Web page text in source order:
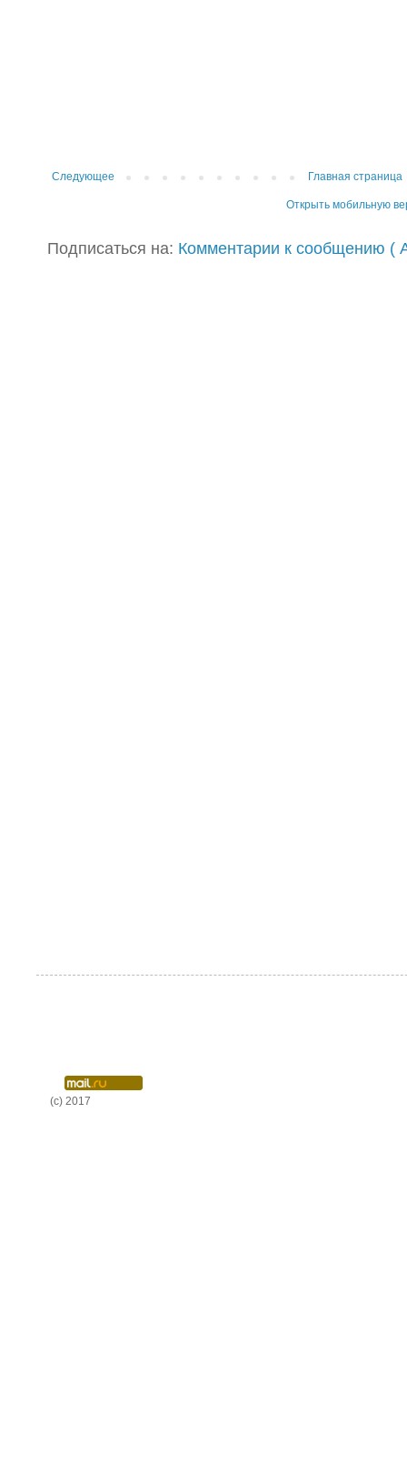
Следующее Главная страница
Открыть мобильную
Подписаться на: Комментарии к сообщению (
(c) 2017